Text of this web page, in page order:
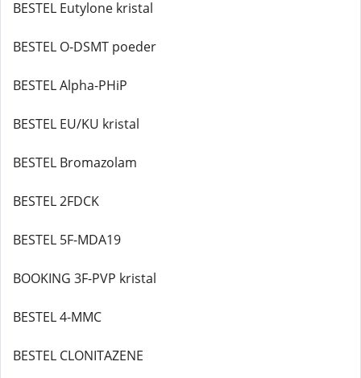
BESTEL Eutylone kristal
BESTEL O-DSMT poeder
BESTEL Alpha-PHiP
BESTEL EU/KU kristal
BESTEL Bromazolam
BESTEL 2FDCK
BESTEL 5F-MDA19
BOOKING 3F-PVP kristal
BESTEL 4-MMC
BESTEL CLONITAZENE